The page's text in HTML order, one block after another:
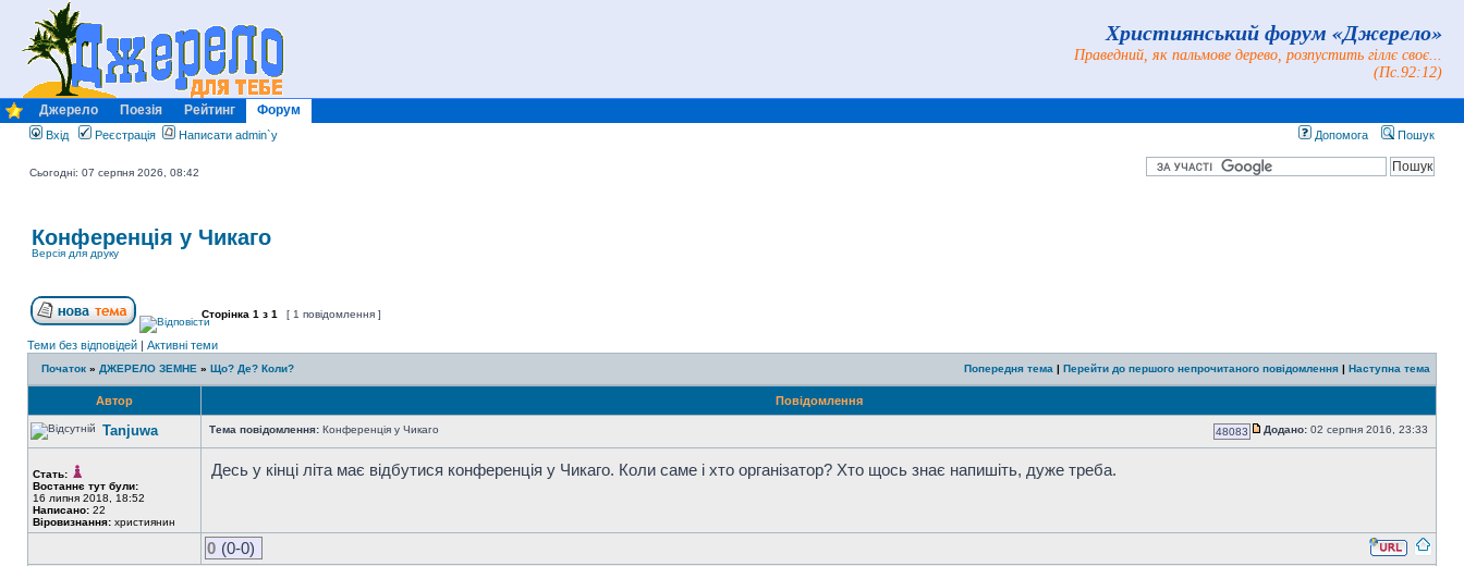
Християнський форум «Джерело»
Праведний, як пальмове дерево, розпустить гіллє своє...
(Пс.92:12)
Джерело Поезія Рейтинг Форум
Вхід Реєстрація Написати admin`у Допомога Пошук
Сьогодні: 07 серпня 2026, 08:42
Конференція у Чикаго
Версія для друку
Сторінка 1 з 1 [ 1 повідомлення ]
Теми без відповідей | Активні теми
Початок » ДЖЕРЕЛО ЗЕМНЕ » Що? Де? Коли? Попередня тема | Перейти до першого непрочитаного повідомлення | Наступна тема
Автор Повідомлення
Tanjuwa Тема повідомлення: Конференція у Чикаго 48083 Додано: 02 серпня 2016, 23:33
Стать:
Востаннє тут були:
16 липня 2018, 18:52
Написано: 22
Віровизнання: християнин
Десь у кінці літа має відбутися конференція у Чикаго. Коли саме і хто організатор? Хто щось знає напишіть, дуже треба.
0 (0-0)